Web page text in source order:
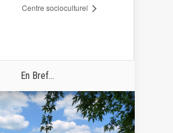
Centre socioculturel
En Bref...